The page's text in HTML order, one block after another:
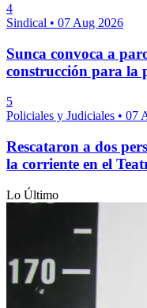
4
Sindical • 07 Aug 2026
Sunca convoca a
construcción para la
5
Policiales y Judiciales • 07
Rescataron a dos
la corriente en el
Lo Último